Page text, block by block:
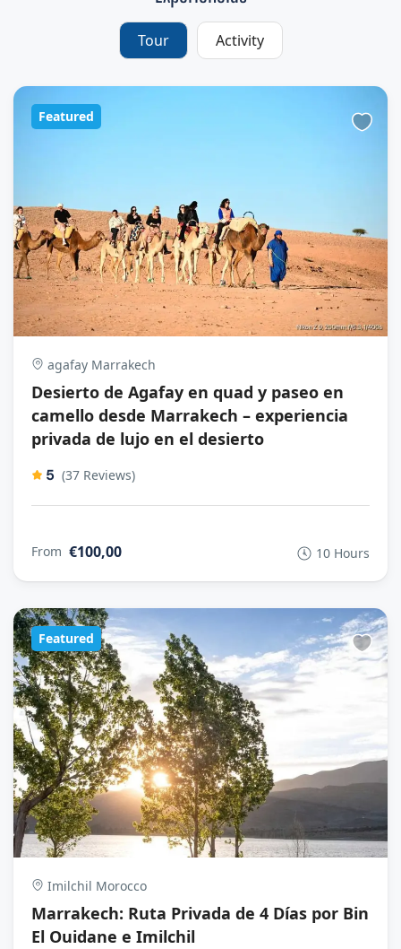
Tour Activity
Featured
agafay Marrakech
Desierto de Agafay en quad y paseo en
camello desde Marrakech – experiencia
privada de lujo en el desierto
5 (37 Reviews)
From €100,00 10 Hours
Featured
Imilchil Morocco
Marrakech: Ruta Privada de 4 Días por Bin
El Ouidane e Imilchil